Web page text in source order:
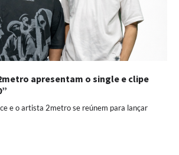
apresentam o single e clipe
e o artista 2metro se reúnem para lançar